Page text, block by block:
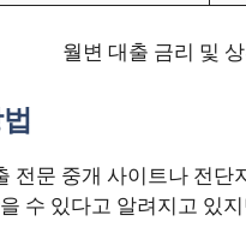
월변 대출 금리 및
전문 중개 사이트나 전
수 있다고 알려지고 있